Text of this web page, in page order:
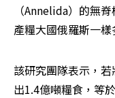
（Annelida）的無
產糧大國俄羅斯一樣
該研究團隊表示，
出1.4億噸糧食，等